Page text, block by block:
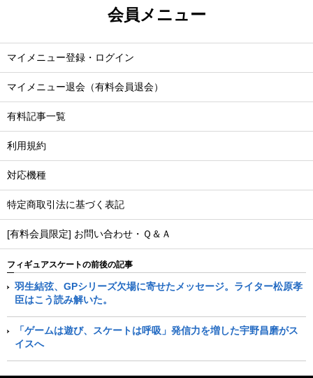
会員メニュー
マイメニュー登録・ログイン
マイメニュー退会（有料会員退会）
有料記事一覧
利用規約
対応機種
特定商取引法に基づく表記
[有料会員限定] お問い合わせ・Ｑ＆Ａ
フィギュアスケートの前後の記事
羽生結弦、GPシリーズ欠場に寄せたメッセージ。ライター松原孝
臣はこう読み解いた。
「ゲームは遊び、スケートは呼吸」発信力を増した宇野昌磨がス
イスへ